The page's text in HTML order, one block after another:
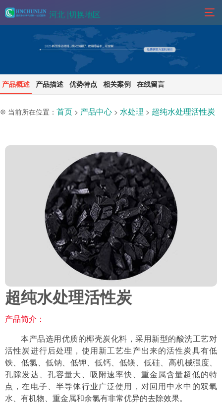
河北 |切换地区
产品概述 产品描述 优势特点 相关案例 在线留言
❊ 当前所在位置： 首页 > 产品中心 > 水处理 > 超纯水处理活性炭
超纯水处理活性炭
产品简介：
本产品选用优质的椰壳炭化料，采用新型的酸洗工艺对
活性炭进行后处理，使用新工艺生产出来的活性炭具有低
铁、低氯、低钠、低钾、低钙、低镁、低硅、高机械强度、
孔隙发达、孔容量大、吸附速率快、重金属含量超低的特
点，在电子、半导体行业广泛使用，对回用中水中的双氧
水、有机物、重金属和余氯有非常优异的去除效果。